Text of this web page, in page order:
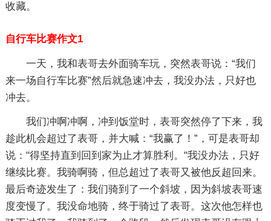
收藏。
自行车比赛作文1
一天，我和表哥去外面骑车玩，突然表哥说：“我们
来一场自行车比赛”然后就急速冲去，我没办法，只好也
冲去。
我们冲啊冲啊，冲到饭堂时，表哥突然停了下来，我
趁此机会超过了表哥，并大喊：“我赢了！”，可是表哥却
说："得坚持直到回到家为止才算胜利。"我没办法，只好
继续比赛。我骑啊骑，但总超过了表哥又被他反超回来。
最后奇迹发生了：我们骑到了一个斜坡，因为斜坡表哥速
度变慢了。我没命地骑，终于骑过了表哥。这次他怎样也